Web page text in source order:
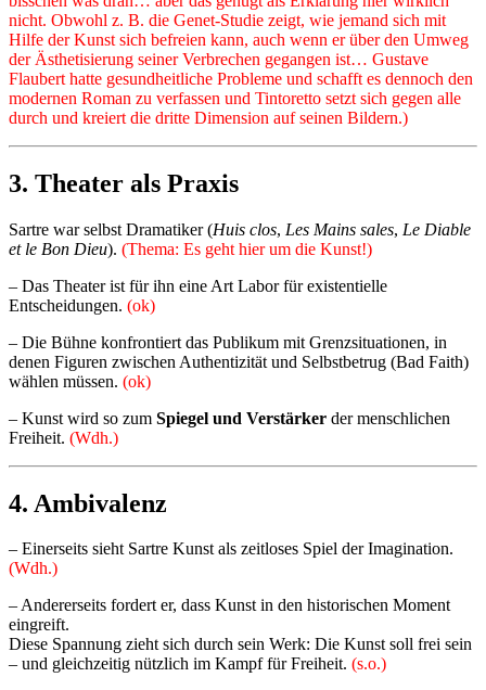
nicht. Obwohl z. B. die Genet-Studie zeigt, wie jemand sich mit
Hilfe der Kunst sich befreien kann, auch wenn er über den Umweg
der Ästhetisierung seiner Verbrechen gegangen ist… Gustave
Flaubert hatte gesundheitliche Probleme und schafft es dennoch den
modernen Roman zu verfassen und Tintoretto setzt sich gegen alle
durch und kreiert die dritte Dimension auf seinen Bildern.)
3. Theater als Praxis
Sartre war selbst Dramatiker (Huis clos, Les Mains sales, Le Diable
et le Bon Dieu). (Thema: Es geht hier um die Kunst!)
– Das Theater ist für ihn eine Art Labor für existentielle
Entscheidungen. (ok)
– Die Bühne konfrontiert das Publikum mit Grenzsituationen, in
denen Figuren zwischen Authentizität und Selbstbetrug (Bad Faith)
wählen müssen. (ok)
– Kunst wird so zum Spiegel und Verstärker der menschlichen
Freiheit. (Wdh.)
4. Ambivalenz
– Einerseits sieht Sartre Kunst als zeitloses Spiel der Imagination.
(Wdh.)
– Andererseits fordert er, dass Kunst in den historischen Moment
eingreift.
Diese Spannung zieht sich durch sein Werk: Die Kunst soll frei sein
– und gleichzeitig nützlich im Kampf für Freiheit. (s.o.)